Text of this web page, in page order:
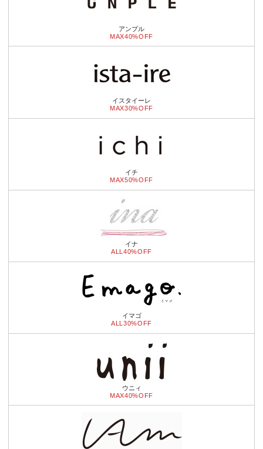
アンプル
MAX40%OFF
イスタイーレ
MAX30%OFF
イチ
MAX50%OFF
イナ
ALL40%OFF
イマゴ
ALL30%OFF
ウニィ
MAX40%OFF